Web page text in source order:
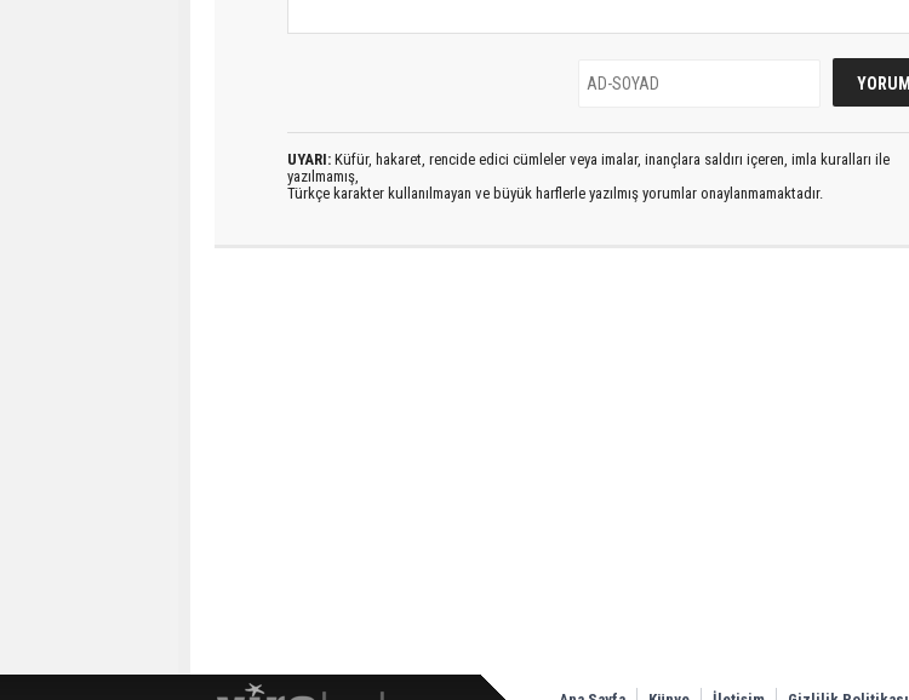
UYARI: Küfür, hakaret, rencide edici cümleler veya imalar, inançlara saldırı içeren, imla kuralları ile
yazılmamış,
Türkçe karakter kullanılmayan ve büyük harflerle yazılmış yorumlar onaylanmamaktadır.